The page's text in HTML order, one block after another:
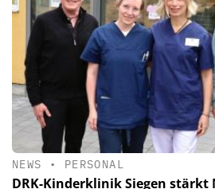
NEWS • PERSONAL
DRK-Kinderklinik Siegen